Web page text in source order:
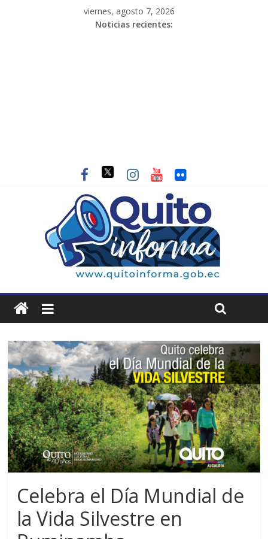
viernes, agosto 7, 2026
Noticias recientes:
Celebra el Día Mundial de
la Vida Silvestre en